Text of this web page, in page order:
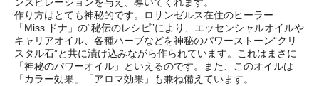
ンスピレーションを与え、導いてくれます。
作り方はとても神秘的です。ロサンゼルス在住のヒーラー
「Miss.ドナ」の“秘伝のレシピ”により、エッセンシャルオイルや
キャリアオイル、各種ハーブなどを神秘のパワーストーン“クリ
スタル石”と共に漬け込みながら作られています。これはまさに
「神秘のパワーオイル」といえるのです。また、このオイルは
「カラー効果」「アロマ効果」も兼ね備えています。